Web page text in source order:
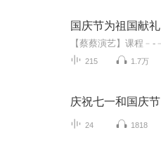
国庆节为祖国献礼
215 1.7万
庆祝七一和国庆节
24 1818